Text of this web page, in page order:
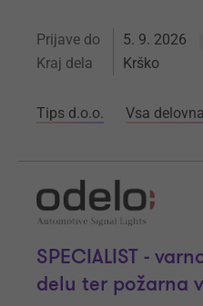
Prijave do 5. 9. 2026
Kraj dela Krško
Tips d.o.o. Vsa
SPECIALIST -
delu ter požarna